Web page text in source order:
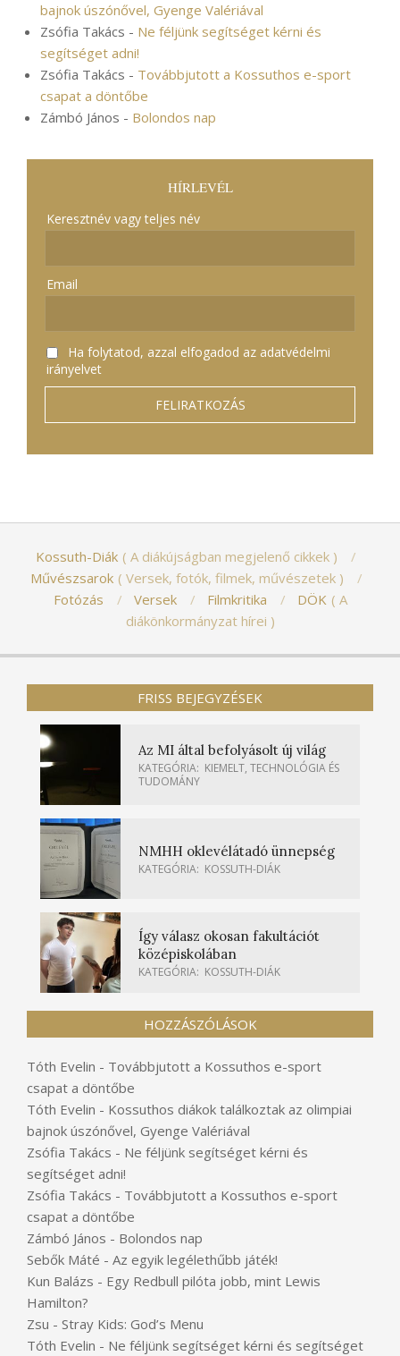
bajnok úszónővel, Gyenge Valériával
Zsófia Takács - Ne féljünk segítséget kérni és
segítséget adni!
Zsófia Takács - Továbbjutott a Kossuthos e-sport
csapat a döntőbe
Zámbó János - Bolondos nap
HÍRLEVÉL
Keresztnév vagy teljes név
Email
Ha folytatod, azzal elfogadod az adatvédelmi
irányelvet
Kossuth-Diák
A diákújságban megjelenő cikkek
Művészsarok
Versek, fotók, filmek, művészetek
Fotózás
Versek Filmkritika DÖK
A
diákönkormányzat hírei
FRISS BEJEGYZÉSEK
Az MI által befolyásolt új világ
KATEGÓRIA: KIEMELT, TECHNOLÓGIA ÉS
TUDOMÁNY
NMHH oklevélátadó ünnepség
KATEGÓRIA: KOSSUTH-DIÁK
Így válasz okosan fakultációt
középiskolában
KATEGÓRIA: KOSSUTH-DIÁK
HOZZÁSZÓLÁSOK
Tóth Evelin - Továbbjutott a Kossuthos e-sport
csapat a döntőbe
Tóth Evelin - Kossuthos diákok találkoztak az olimpiai
bajnok úszónővel, Gyenge Valériával
Zsófia Takács - Ne féljünk segítséget kérni és
segítséget adni!
Zsófia Takács - Továbbjutott a Kossuthos e-sport
csapat a döntőbe
Zámbó János - Bolondos nap
Sebők Máté - Az egyik legélethűbb játék!
Kun Balázs - Egy Redbull pilóta jobb, mint Lewis
Hamilton?
Zsu - Stray Kids: God’s Menu
Tóth Evelin - Ne féljünk segítséget kérni és segítséget